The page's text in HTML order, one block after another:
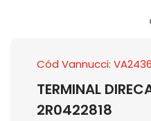
Cód Vannucci:
TERMINAL
2R0422818